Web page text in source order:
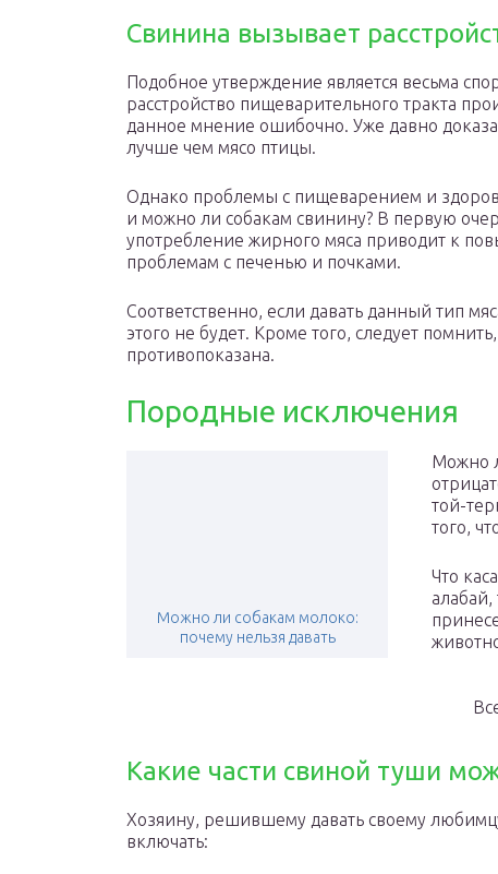
Свинина вызывает
Подобное утверждение является весьма
расстройство пищеварительного тракта
данное мнение ошибочно. Уже давно
лучше чем мясо птицы.
Однако проблемы с пищеварением и
и можно ли собакам свинину? В первую
употребление жирного мяса приводит к
проблемам с печенью и почками.
Соответственно, если давать данный тип
этого не будет. Кроме того, следует
противопоказана.
Породные исключения
Можно ли собакам молоко:
почему нельзя давать
Можно
той-
того,
Что
Какие части свиной туши
Хозяину, решившему давать своему
включать: